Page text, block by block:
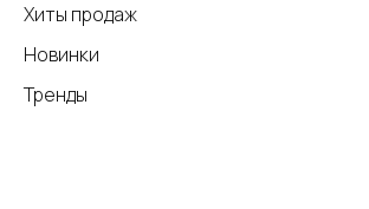
Хиты продаж
Новинки
Тренды